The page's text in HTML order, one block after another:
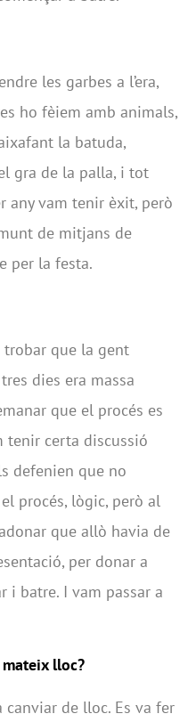
les garbes a l’era,
ho fèiem amb animals,
la batuda,
gra de la palla, i tot
any vam tenir èxit, però
de mitjans de
per la festa.
trobar que la gent
dies era massa
que el procés es
tenir certa discussió
defenien que no
procés, lògic, però al
que allò havia de
per donar a
i batre. I vam passar a
mateix lloc?
canviar de lloc. Es va fer